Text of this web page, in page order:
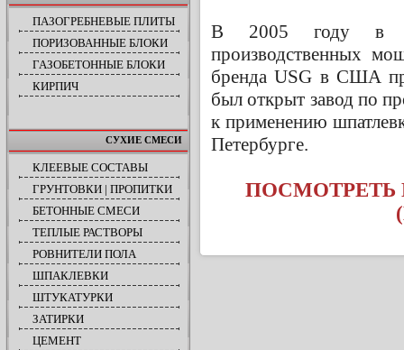
ПАЗОГРЕБНЕВЫЕ ПЛИТЫ
ПОРИЗОВАННЫЕ БЛОКИ
ГАЗОБЕТОННЫЕ БЛОКИ
КИРПИЧ
СУХИЕ СМЕСИ
КЛЕЕВЫЕ СОСТАВЫ
ГРУНТОВКИ | ПРОПИТКИ
БЕТОННЫЕ СМЕСИ
ТЕПЛЫЕ РАСТВОРЫ
РОВНИТЕЛИ ПОЛА
ШПАКЛЕВКИ
ШТУКАТУРКИ
ЗАТИРКИ
ЦЕМЕНТ
В 2005 году в
производственных
бренда USG в США
был открыт завод по
к применению
Петербурге.
ПОСМОТРЕТЬ